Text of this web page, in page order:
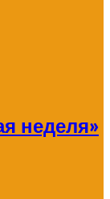
неделя»